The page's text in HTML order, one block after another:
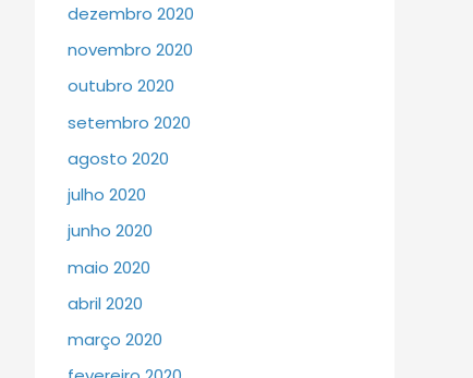
dezembro 2020
novembro 2020
outubro 2020
setembro 2020
agosto 2020
julho 2020
junho 2020
maio 2020
abril 2020
março 2020